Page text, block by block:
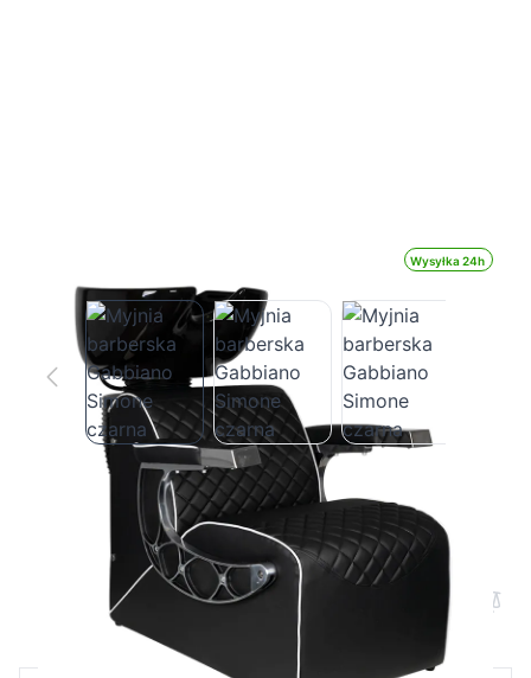
Wysyłka 24h
Myjnia barberska Gabbiano Simone
czarna
Cena B2B Cena detaliczna